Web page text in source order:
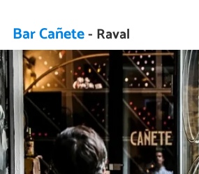
Bar Cañete- Raval